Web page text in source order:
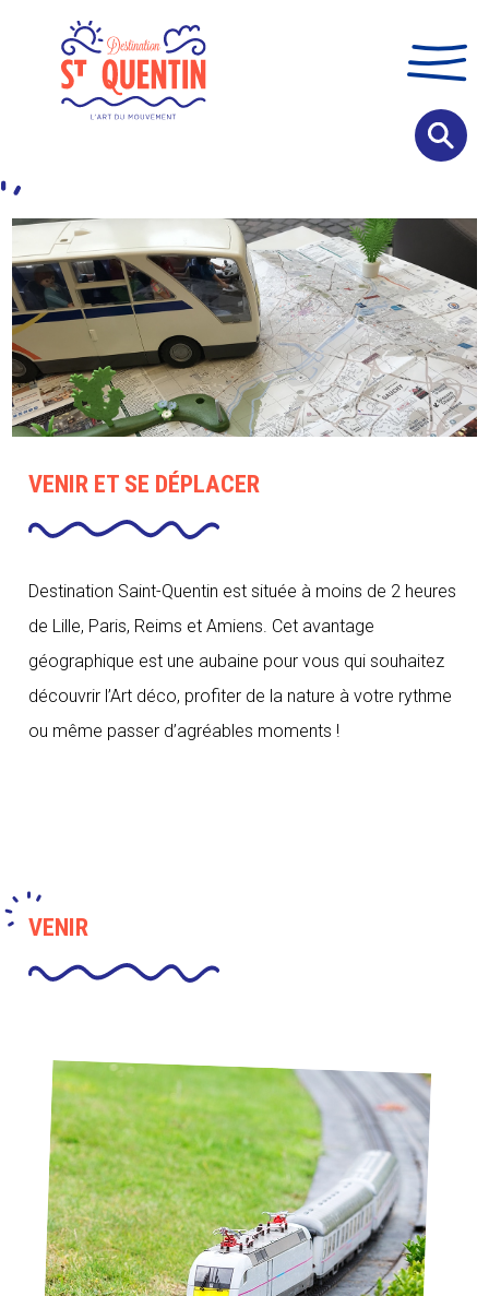
VENIR ET SE DÉPLACER
Destination Saint-Quentin est située à moins de 2 heures
de Lille, Paris, Reims et Amiens. Cet avantage
géographique est une aubaine pour vous qui souhaitez
découvrir l’Art déco, profiter de la nature à votre rythme
ou même passer d’agréables moments !
VENIR